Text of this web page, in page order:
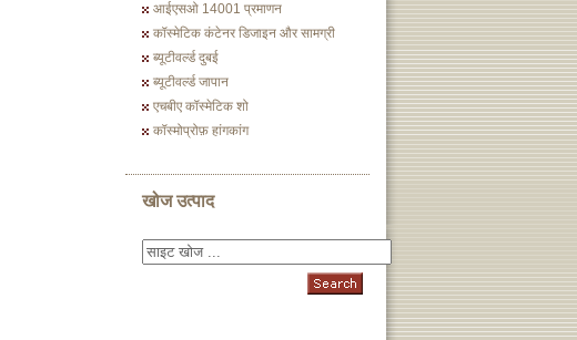
आईएसओ 14001 प्रमाणन
कॉस्मेटिक कंटेनर डिजाइन और सामग्री
ब्यूटीवर्ल्ड दुबई
ब्यूटीवर्ल्ड जापान
एचबीए कॉस्मेटिक शो
कॉस्मोप्रोफ़ हांगकांग
खोज उत्पाद